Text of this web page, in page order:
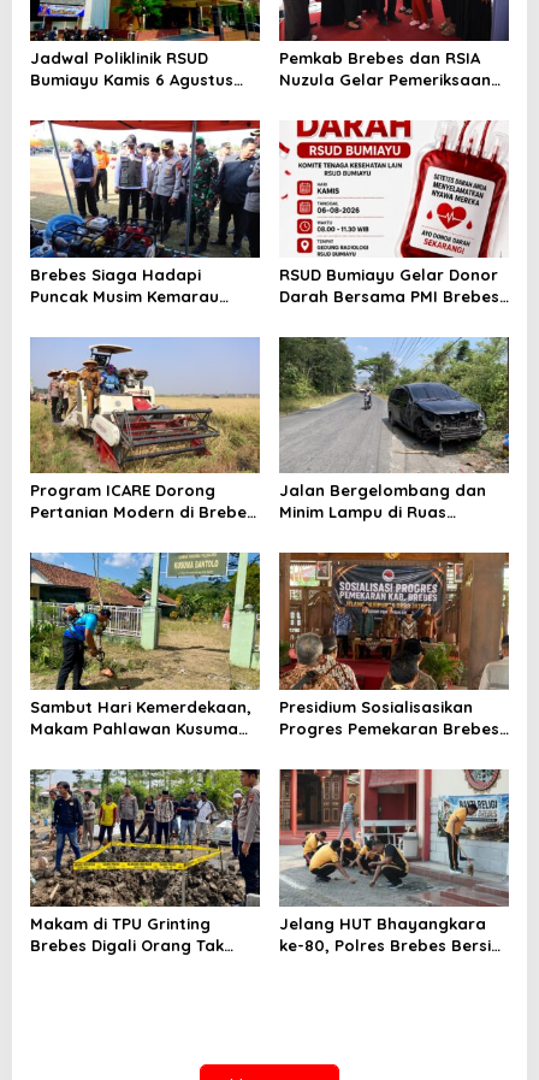
Jadwal Poliklinik RSUD
Bumiayu Kamis 6 Agustus
Dokter Sebelum Berkunjung
Pemkab Brebes dan RSIA
Nuzula Gelar Pemeriksaan
Perkuat Kesehatan Ibu dan
Bayi
Brebes Siaga Hadapi
Puncak Musim Kemarau
Kesiapsiagaan Bencana dan
Karhutla
RSUD Bumiayu Gelar Donor
Darah Bersama PMI Brebes
Indonesia
Program ICARE Dorong
Pertanian Modern di Brebes,
Tembus 10,2 Ton per Hektare
Jalan Bergelombang dan
Minim Lampu di Ruas
Telan Korban, Innova
Hantam Pohon di
Bantarkawung
Sambut Hari Kemerdekaan,
Makam Pahlawan Kusuma
Dibersihkan
Presidium Sosialisasikan
Progres Pemekaran Brebes
Pansus DPRD Jateng Jadi
Tahap Berikutnya
Makam di TPU Grinting
Brebes Digali Orang Tak
Jelang HUT Bhayangkara
ke-80, Polres Brebes Bersih-